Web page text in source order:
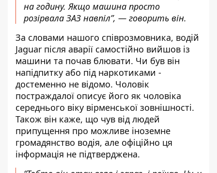
на годину. Якщо машина просто
розірвала ЗАЗ навпіл”, — говорить він.
За словами нашого співрозмовника, водій
Jaguar після аварії самостійно вийшов із
машини та почав блювати. Чи був він
напідпитку або під наркотиками -
достеменно не відомо. Чоловік
постраждалої описує його як чоловіка
середнього віку вірменської зовнішності.
Також він каже, що чув від людей
припущення про можливе іноземне
громадянство водія, але офіційно ця
інформація не підтверджена.